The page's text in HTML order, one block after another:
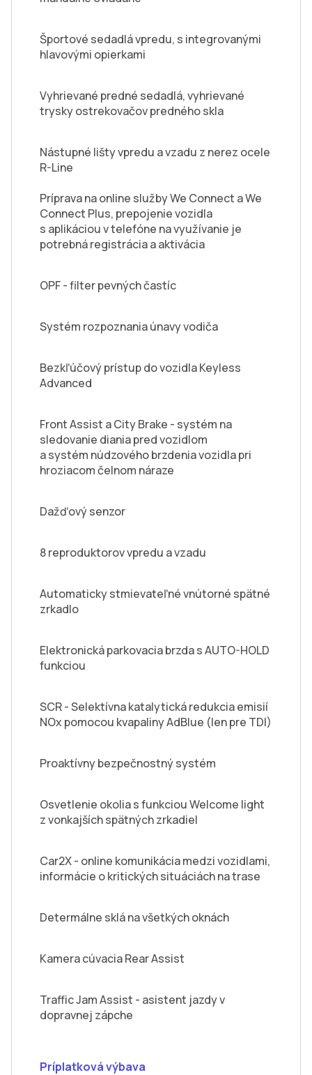
Športové sedadlá vpredu, s integrovanými
hlavovými opierkami
Vyhrievané predné sedadlá, vyhrievané
trysky ostrekovačov predného skla
Nástupné lišty vpredu a vzadu z nerez ocele
R-Line
Príprava na online služby We Connect a We
Connect Plus, prepojenie vozidla
s aplikáciou v telefóne na využívanie je
potrebná registrácia a aktivácia
OPF - filter pevných častíc
Systém rozpoznania únavy vodiča
Bezkľúčový prístup do vozidla Keyless
Advanced
Front Assist a City Brake - systém na
sledovanie diania pred vozidlom
a systém núdzového brzdenia vozidla pri
hroziacom čelnom náraze
Dažďový senzor
8 reproduktorov vpredu a vzadu
Automaticky stmievateľné vnútorné spätné
zrkadlo
Elektronická parkovacia brzda s AUTO-HOLD
funkciou
SCR - Selektívna katalytická redukcia emisií
NOx pomocou kvapaliny AdBlue (len pre TDI)
Proaktívny bezpečnostný systém
Osvetlenie okolia s funkciou Welcome light
z vonkajších spätných zrkadiel
Car2X - online komunikácia medzi vozidlami,
informácie o kritických situáciách na trase
Determálne sklá na všetkých oknách
Kamera cúvacia Rear Assist
Traffic Jam Assist - asistent jazdy v
dopravnej zápche
Príplatková výbava